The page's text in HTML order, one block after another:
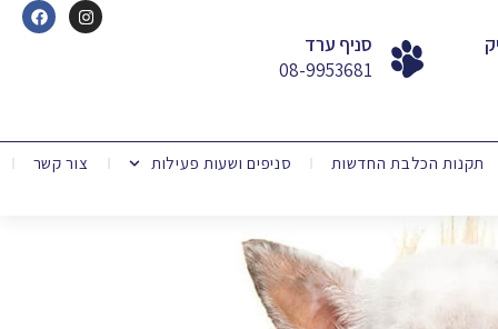
סניף ערד
08-9953681
תקנות הכלבת החדשות סניפים ושעות פעילות צור קשר